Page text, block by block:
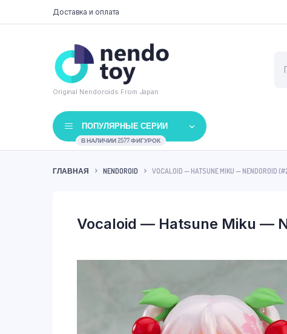
Доставка и оплата
Original Nendoroids From Japan
ПОПУЛЯРНЫЕ СЕРИИ
В НАЛИЧИИ 2577 ФИГУРОК
ГЛАВНАЯ NENDOROID VOCALOID — HATSUNE MIKU — NENDOROID
Vocaloid — Hatsune Miku —